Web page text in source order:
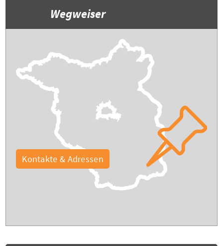
Wegweiser
Kontakte & Adressen